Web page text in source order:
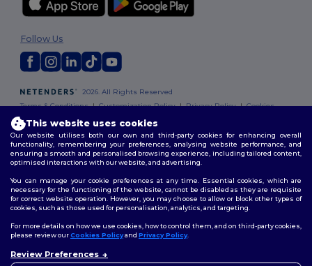
2026. All Rights Reserved
Terms & Conditions|Customization Policy|Privacy Policy|Cookies
Follow Us
This website uses cookies
Our website utilises both our own and third-party cookies for enhancing overall
functionality, remembering your preferences, analysing website performance, and
ensuring a smooth and personalised browsing experience, including tailored content,
optimised interactions with our website, and advertising.
You can manage your cookie preferences at any time. Essential cookies, which are
necessary for the functioning of the website, cannot be disabled as they are requisite
for correct website operation. However, you may choose to allow or block other types of
cookies, such as those used for personalisation, analytics, and targeting.
For more details on how we use cookies, how to control them, and on third-party cookies,
please review ourCookies Policyand Privacy Policy.
Review Preferences